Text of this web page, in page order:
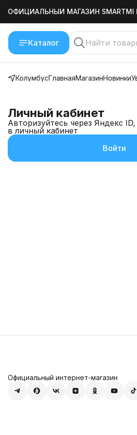
ОФИЦИАЛЬНЫЙ МАГАЗИН SMARTMI
БЕСПЛАТНАЯ ДОСТАВКА ПО РОССИИ
Каталог
КолумбусГлавнаяМагазинНовинки
Личный кабинет
Авторизуйтесь через Яндекс
в личный кабинет
Войти
Официальный интернет-магазин